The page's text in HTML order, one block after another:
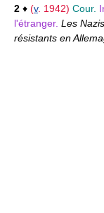
2 ♦ (v. 1942) Cour.
l'étranger. Les
résistants en